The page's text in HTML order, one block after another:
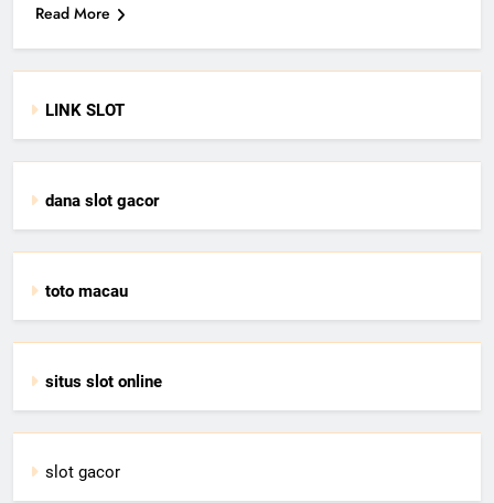
Read More
LINK SLOT
dana slot gacor
toto macau
situs slot online
slot gacor